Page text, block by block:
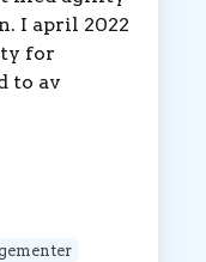
I april 2022
for
to av